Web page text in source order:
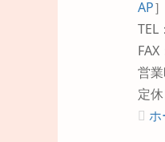
AP］
TEL
営
定
ホ